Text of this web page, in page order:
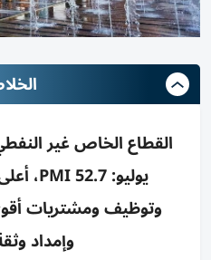
القطاع الخاص غير
وتوظيف ومشتريات
وإمداد